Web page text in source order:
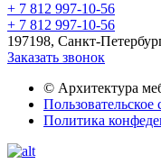
+ 7 812 997-10-56
+ 7 812 997-10-56
197198, Санкт-
Заказать звонок
© Архитектура
Пользовательское
Политика